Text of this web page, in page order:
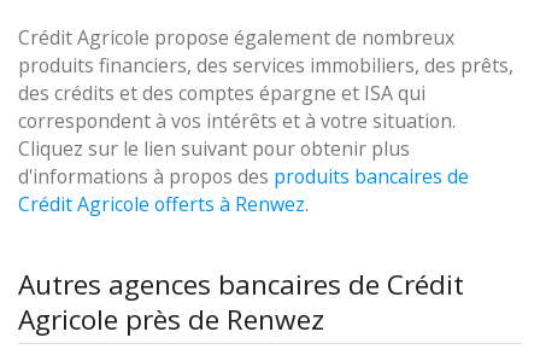
Crédit Agricole propose également de nombreux
produits financiers, des services immobiliers, des prêts,
des crédits et des comptes épargne et ISA qui
correspondent à vos intérêts et à votre situation.
Cliquez sur le lien suivant pour obtenir plus
d'informations à propos des produits bancaires de
Crédit Agricole offerts à Renwez.
Autres agences bancaires de Crédit
Agricole près de Renwez